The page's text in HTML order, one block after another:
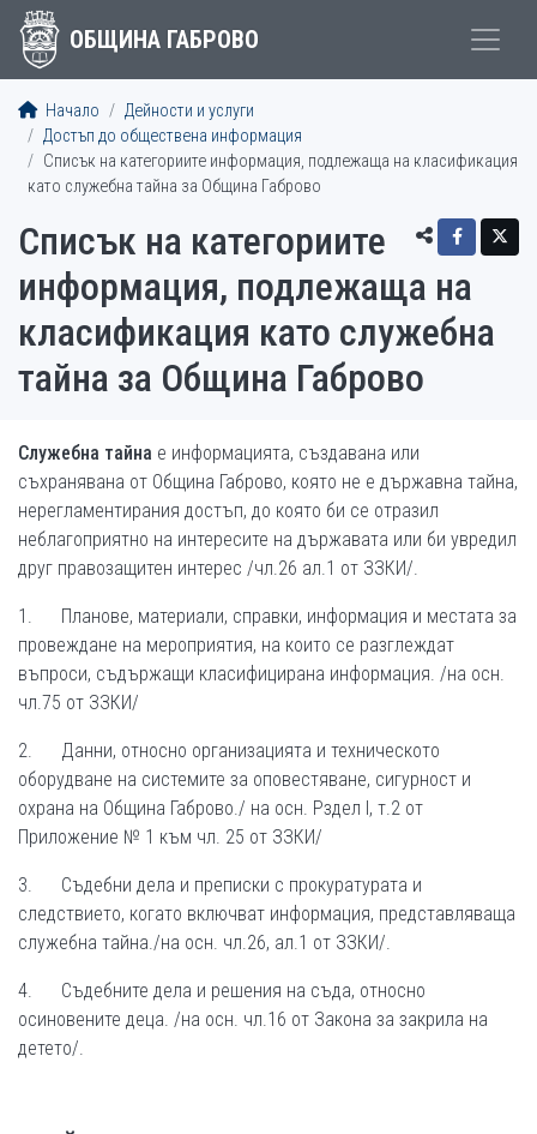
ОБЩИНА ГАБРОВО
Начало
Дейности и услуги
Достъп до обществена информация
Списък на категориите информация, подлежаща на класификация
като служебна тайна за Община Габрово
Списък на категориите
информация, подлежаща на
класификация като служебна
тайна за Община Габрово
Служебна тайна е информацията, създавана или
съхранявана от Община Габрово, която не е държавна тайна,
нерегламентирания достъп, до която би се отразил
неблагоприятно на интересите на държавата или би увредил
друг правозащитен интерес /чл.26 ал.1 от ЗЗКИ/.
1. Планове, материали, справки, информация и местата за
провеждане на мероприятия, на които се разглеждат
въпроси, съдържащи класифицирана информация. /на осн.
чл.75 от ЗЗКИ/
2. Данни, относно организацията и техническото
оборудване на системите за оповестяване, сигурност и
охрана на Община Габрово./ на осн. Рздел І, т.2 от
Приложение № 1 към чл. 25 от ЗЗКИ/
3. Съдебни дела и преписки с прокуратурата и
следствието, когато включват информация, представляваща
служебна тайна./на осн. чл.26, ал.1 от ЗЗКИ/.
4. Съдебните дела и решения на съда, относно
осиновените деца. /на осн. чл.16 от Закона за закрила на
детето/.